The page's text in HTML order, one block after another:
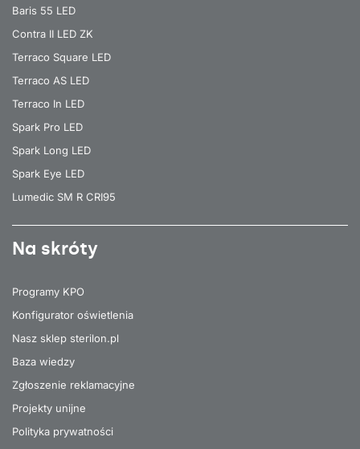
Baris 55 LED
Contra II LED ZK
Terraco Square LED
Terraco AS LED
Terraco In LED
Spark Pro LED
Spark Long LED
Spark Eye LED
Lumedic SM R CRI95
Na skróty
Programy KPO
Konfigurator oświetlenia
Nasz sklep sterilon.pl
Baza wiedzy
Zgłoszenie reklamacyjne
Projekty unijne
Polityka prywatności